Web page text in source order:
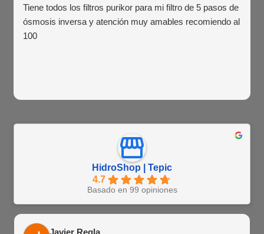
Tiene todos los filtros purikor para mi filtro de 5 pasos de
ósmosis inversa y atención muy amables recomiendo al
100
HidroShop | Tepic
4.7
Basado en 99 opiniones
Javier Regla